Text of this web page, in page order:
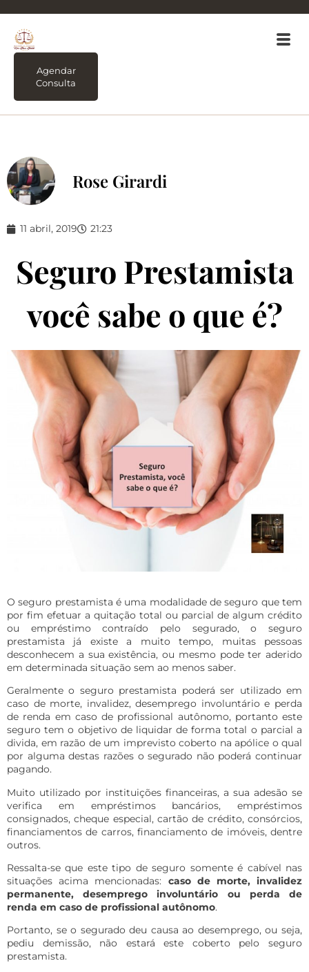
Agendar
Consulta
Rose Girardi
11 abril, 2019 21:23
Seguro Prestamista
você sabe o que é?
O seguro prestamista é uma modalidade de seguro que tem
por fim efetuar a quitação total ou parcial de algum crédito
ou empréstimo contraído pelo segurado, o seguro
prestamista já existe a muito tempo, muitas pessoas
desconhecem a sua existência, ou mesmo pode ter aderido
em determinada situação sem ao menos saber.
Geralmente o seguro prestamista poderá ser utilizado em
caso de morte, invalidez, desemprego involuntário e perda
de renda em caso de profissional autônomo, portanto este
seguro tem o objetivo de liquidar de forma total o parcial a
divida, em razão de um imprevisto coberto na apólice o qual
por alguma destas razões o segurado não poderá continuar
pagando.
Muito utilizado por instituições financeiras, a sua adesão se
verifica em empréstimos bancários, empréstimos
consignados, cheque especial, cartão de crédito, consórcios,
financiamentos de carros, financiamento de imóveis, dentre
outros.
Ressalta-se que este tipo de seguro somente é cabível nas
situações acima mencionadas: caso de morte, invalidez
permanente, desemprego involuntário ou perda de
renda em caso de profissional autônomo.
Portanto, se o segurado deu causa ao desemprego, ou seja,
pediu demissão, não estará este coberto pelo seguro
prestamista.